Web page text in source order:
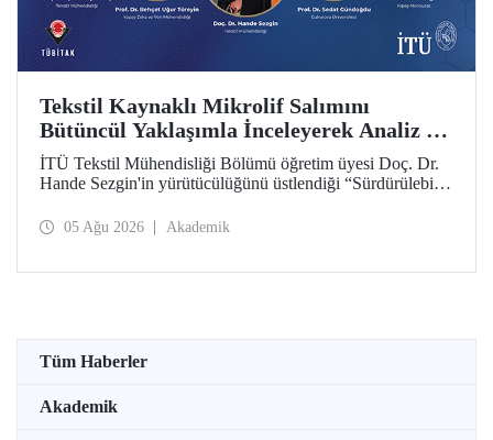
Tekstil Kaynaklı Mikrolif Salımını
Bütüncül Yaklaşımla İnceleyerek Analiz ve
Azaltım Stratejileri Geliştirecek Projeye
TÜBİTAK Desteği
İTÜ Tekstil Mühendisliği Bölümü öğretim üyesi Doç. Dr.
Hande Sezgin'in yürütücülüğünü üstlendiği “Sürdürülebilir
Koşullarına Bağlı Mikrolif Salımı: Aşınma, UV Maruziyeti
05 Ağu 2026 Akademik
Tüm Haberler
Akademik